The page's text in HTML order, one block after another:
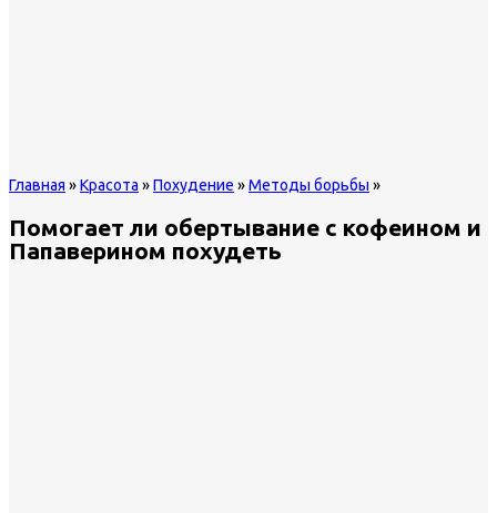
Главная »Красота »Похудение »Методы борьбы »
Помогает ли обертывание с кофеином и
Папаверином похудеть